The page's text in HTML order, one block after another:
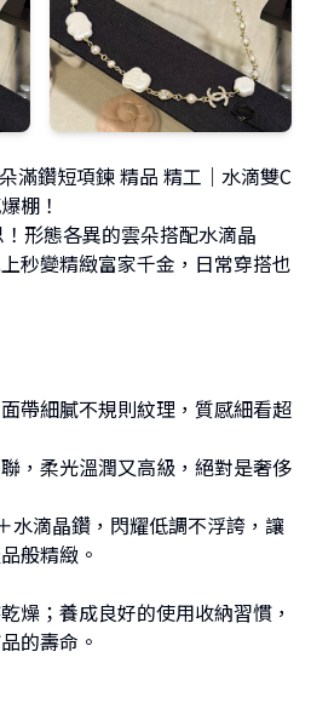
滿鑽短項鍊 精品 精工｜水滴雙C
棚！
形態各異的雲朵搭配水滴晶
秒變精緻富家千金，日常穿搭也
帶細膩不規則紋理，質感細看超
，柔光溫潤又高級，絕對是奢侈
水滴晶鑽，閃耀低調不浮誇，讓
般精緻。
燥；養成良好的使用收納習慣，
的壽命。